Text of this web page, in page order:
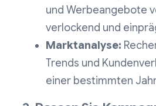
und Werbeangebote
verlockend und
Marktanalyse:
Trends und
einer bestimmten